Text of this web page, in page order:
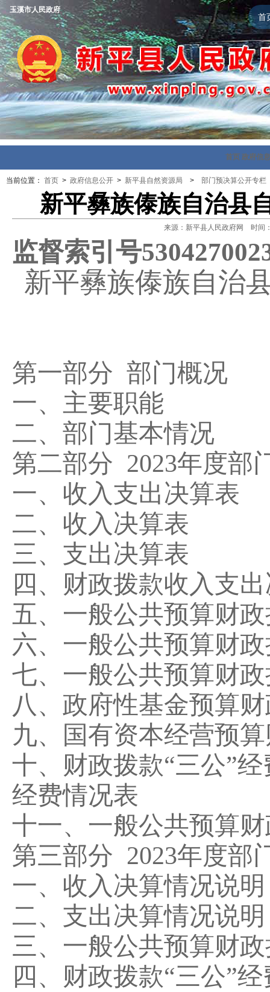
首
玉溪市人民政府
首页 政府信
当前位置： 首页 > 政府信息公开 > 新平县自然资源局 > 部门预决算公开专栏
新平彝族傣族自治县
来源：新平县人民政府网 时间
监督索引号
新平彝族傣族自治
第一部分 部门概况
一、主要职能
二、部门基本情况
第二部分 2023年度部
一、收入支出决算表
二、收入决算表
三、支出决算表
四、财政拨款收入支
五、一般公共预算财
六、一般公共预算财
七、一般公共预算财
八、政府性基金预算
九、国有资本经营预
十、 财政拨款“三公”
经费情况表
十一、一般公共预算
第三部分 2023年度部
一、收入决算情况说明
二、支出决算情况说明
三、一般公共预算财
四、财政拨款“三公”